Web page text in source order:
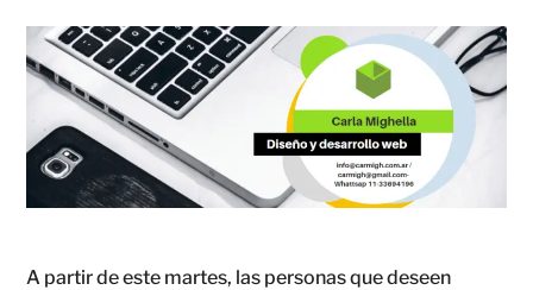
A partir de este martes, las personas que deseen